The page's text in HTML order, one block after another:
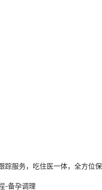
踪服务，吃住医一体，全方位保